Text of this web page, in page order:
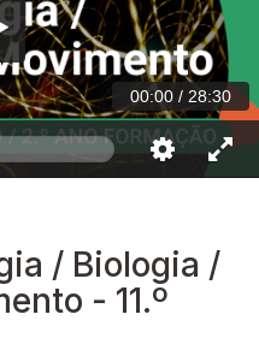
00:00 / 28:30
/ Biologia /
- 11.º